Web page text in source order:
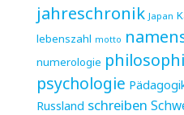
jahreschronik Japan
lebenszahl motto
numerologie
psychologie
Russland schreiben